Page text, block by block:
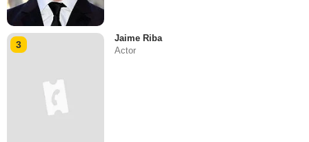
3
Jaime Riba
Actor